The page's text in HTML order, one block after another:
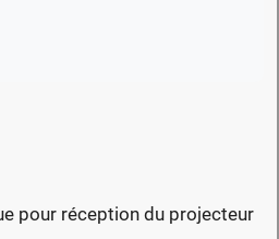
pour réception du projecteur